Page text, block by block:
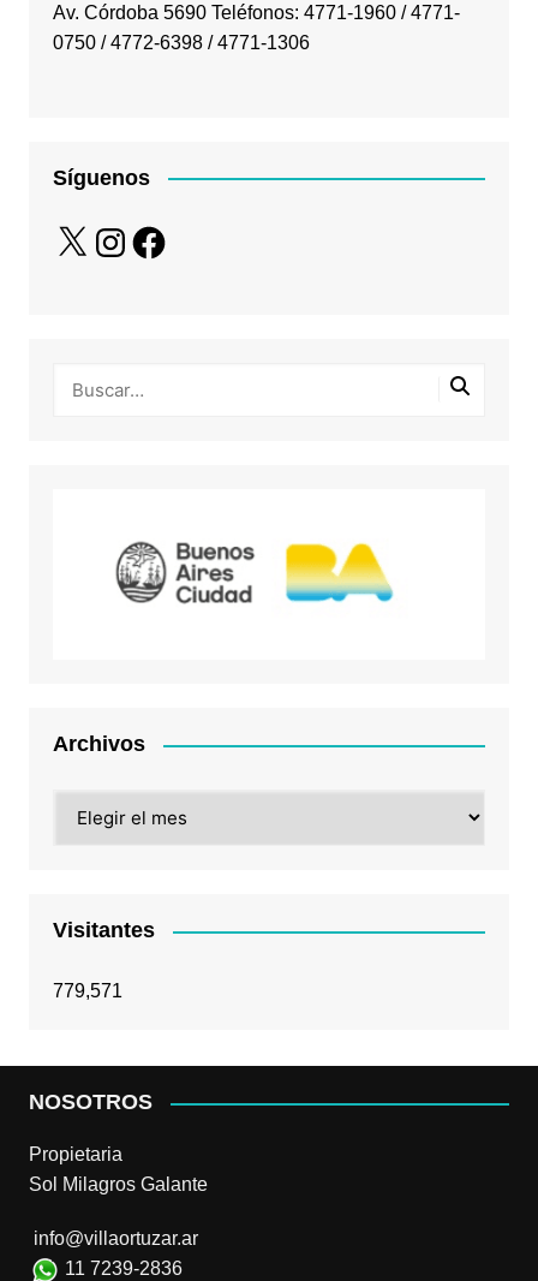
Av. Córdoba 5690 Teléfonos: 4771-1960 / 4771-
0750 / 4772-6398 / 4771-1306
Síguenos
X InstagramFacebook
Archivos
Visitantes
779,571
NOSOTROS
Propietaria
Sol Milagros Galante
info@villaortuzar.ar
11 7239-2836